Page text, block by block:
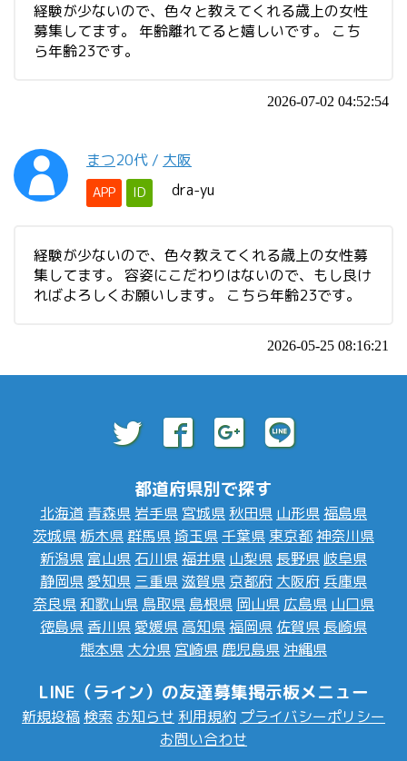
経験が少ないので、色々と教えてくれる歳上の女性
募集してます。 年齢離れてると嬉しいです。 こち
ら年齢23です。
2026-07-02 04:52:54
まつ20代 / 大阪
APP ID dra-yu
経験が少ないので、色々教えてくれる歳上の女性募
集してます。 容姿にこだわりはないので、もし良け
ればよろしくお願いします。 こちら年齢23です。
2026-05-25 08:16:21
都道府県別で探す
北海道 青森県 岩手県 宮城県 秋田県 山形県福島県
茨城県 栃木県群馬県埼玉県 千葉県 東京都神奈川県
新潟県 富山県 石川県福井県 山梨県 長野県 岐阜県
静岡県愛知県 三重県滋賀県 京都府 大阪府 兵庫県
奈良県 和歌山県 鳥取県 島根県 岡山県 広島県 山口県
徳島県 香川県愛媛県 高知県福岡県 佐賀県 長崎県
熊本県 大分県 宮崎県 鹿児島県 沖縄県
LINE（ライン）の友達募集掲示板メニュー
新規投稿 検索 お知らせ 利用規約 プライバシーポリシー
お問い合わせ